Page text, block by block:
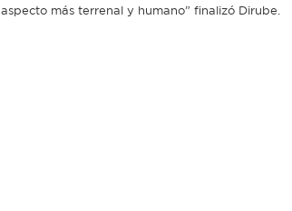
aspecto más terrenal y humano” finalizó Dirube.